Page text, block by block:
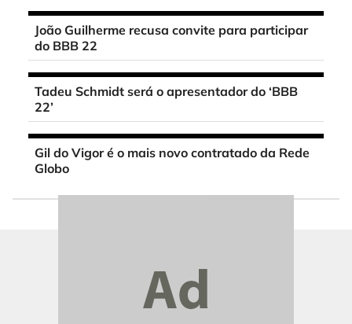
João Guilherme recusa convite para participar
do BBB 22
Tadeu Schmidt será o apresentador do ‘BBB
22’
Gil do Vigor é o mais novo contratado da Rede
Globo